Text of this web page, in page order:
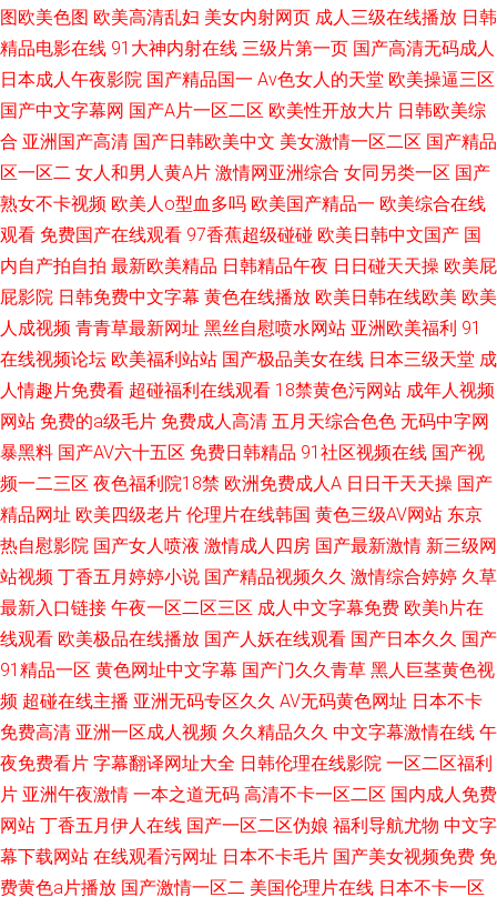
图欧美色图 欧美高清乱妇 美女内射网页 成人三级在线播放 日韩
精品电影在线 91大神内射在线 三级片第一页 国产高清无码成人
日本成人午夜影院 国产精品国一 Av色女人的天堂 欧美操逼三区
国产中文字幕网 国产A片一区二区 欧美性开放大片 日韩欧美综
合 亚洲国产高清 国产日韩欧美中文 美女激情一区二区 国产精品
区一区二 女人和男人黄A片 激情网亚洲综合 女同另类一区 国产
熟女不卡视频 欧美人o型血多吗 欧美国产精品一 欧美综合在线
观看 免费国产在线观看 97香蕉超级碰碰 欧美日韩中文国产 国
内自产拍自拍 最新欧美精品 日韩精品午夜 日日碰天天操 欧美屁
屁影院 日韩免费中文字幕 黄色在线播放 欧美日韩在线欧美 欧美
人成视频 青青草最新网址 黑丝自慰喷水网站 亚洲欧美福利 91
在线视频论坛 欧美福利站站 国产极品美女在线 日本三级天堂 成
人情趣片免费看 超碰福利在线观看 18禁黄色污网站 成年人视频
网站 免费的a级毛片 免费成人高清 五月天综合色色 无码中字网
暴黑料 国产AV六十五区 免费日韩精品 91社区视频在线 国产视
频一二三区 夜色福利院18禁 欧洲免费成人A 日日干天天操 国产
精品网址 欧美四级老片 伦理片在线韩国 黄色三级AV网站 东京
热自慰影院 国产女人喷液 激情成人四房 国产最新激情 新三级网
站视频 丁香五月婷婷小说 国产精品视频久久 激情综合婷婷 久草
最新入口链接 午夜一区二区三区 成人中文字幕免费 欧美h片在
线观看 欧美极品在线播放 国产人妖在线观看 国产日本久久 国产
91精品一区 黄色网址中文字幕 国产门久久青草 黑人巨茎黄色视
频 超碰在线主播 亚洲无码专区久久 AV无码黄色网址 日本不卡
免费高清 亚洲一区成人视频 久久精品久久 中文字幕激情在线 午
夜免费看片 字幕翻译网址大全 日韩伦理在线影院 一区二区福利
片 亚洲午夜激情 一本之道无码 高清不卡一区二区 国内成人免费
网站 丁香五月伊人在线 国产一区二区伪娘 福利导航尤物 中文字
幕下载网站 在线观看污网址 日本不卡毛片 国产美女视频免费 免
费黄色a片播放 国产激情一区二 美国伦理片在线 日本不卡一区